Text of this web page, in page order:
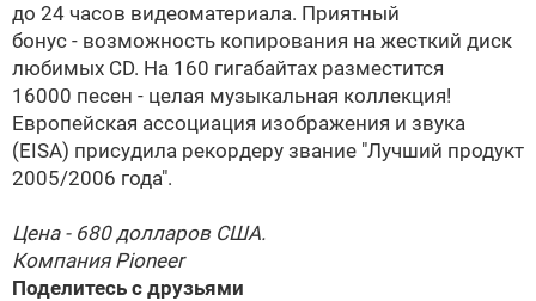
до 24 часов видеоматериала. Приятный
бонус - возможность копирования на жесткий диск
любимых CD. На 160 гигабайтах разместится
16000 песен - целая музыкальная коллекция!
Европейская ассоциация изображения и звука
(EISA) присудила рекордеру звание "Лучший продукт
2005/2006 года".
Цена - 680 долларов США.
Компания Pioneer
Поделитесь с друзьями